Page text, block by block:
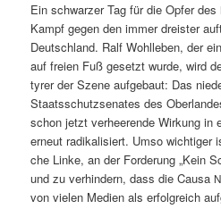
Ein schwarz­er Tag für die Opfer des
Kampf gegen den immer dreis­ter
Deutsch­land. Ralf Wohlleben, der
auf freien Fuß geset­zt wurde, wird
tyr­er der Szene aufge­baut: Das
Staatss­chutzse­n­ates des
schon jet­zt ver­heerende Wirkung in
erneut radikalisiert. Umso
che Linke, an der Forderung „Kein
und zu ver­hin­dern, dass die Causa
von vie­len Medi­en als erfol­gre­ich